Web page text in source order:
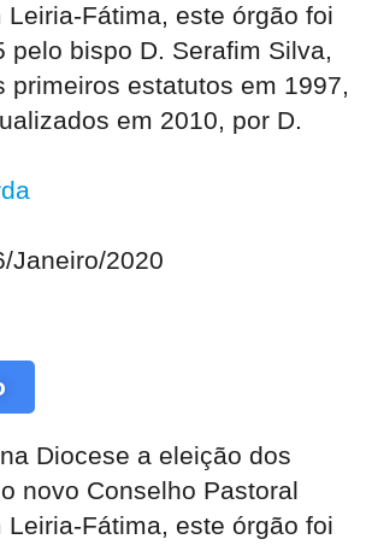
Leiria-Fátima, este órgão foi
pelo bispo D. Serafim Silva,
primeiros estatutos em 1997,
em 2010, por D.
Janeiro/2020
Diocese a eleição dos
novo Conselho Pastoral
Leiria-Fátima, este órgão foi